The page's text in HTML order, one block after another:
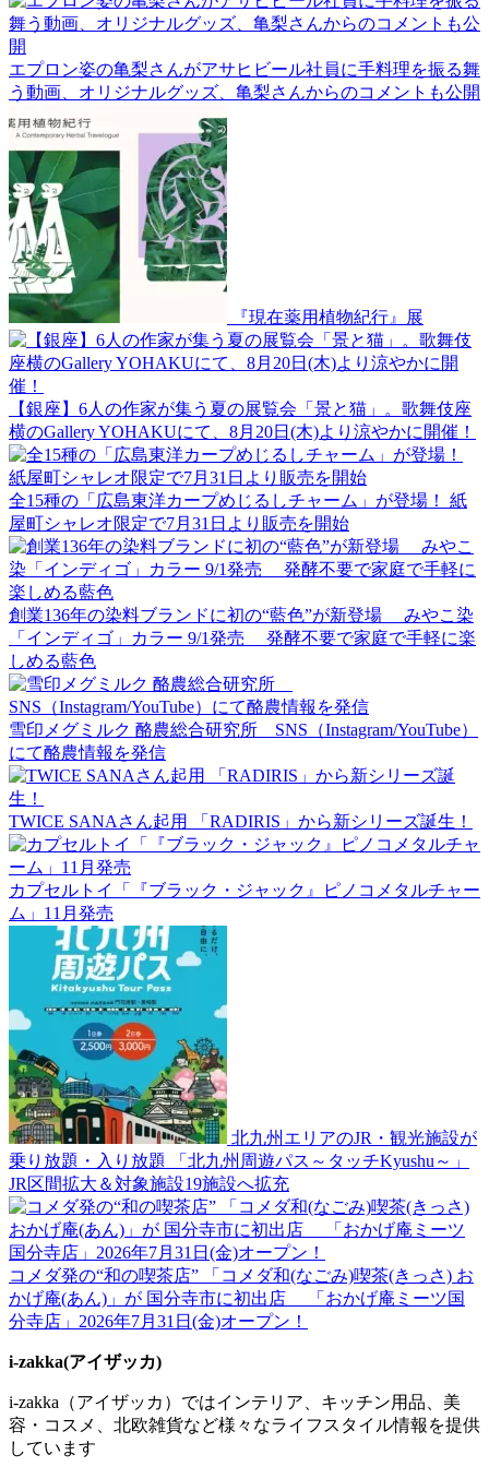
エプロン姿の亀梨さんがアサヒビール社員に手料理を振る舞
う動画、オリジナルグッズ、亀梨さんからのコメントも公開
『現在薬用植物紀行』展
【銀座】6人の作家が集う夏の展覧会「景と猫」。歌舞伎座
横のGallery YOHAKUにて、8月20日(木)より涼やかに開催！
全15種の「広島東洋カープめじるしチャーム」が登場！ 紙
屋町シャレオ限定で7月31日より販売を開始
創業136年の染料ブランドに初の“藍色”が新登場 みやこ染
「インディゴ」カラー 9/1発売 発酵不要で家庭で手軽に楽
しめる藍色
雪印メグミルク 酪農総合研究所 SNS（Instagram/YouTube）
にて酪農情報を発信
TWICE SANAさん起用 「RADIRIS」から新シリーズ誕生！
カプセルトイ「『ブラック・ジャック』ピノコメタルチャー
ム」11月発売
北九州エリアのJR・観光施設が
乗り放題・入り放題 「北九州周遊パス～タッチKyushu～」
JR区間拡大＆対象施設19施設へ拡充
コメダ発の“和の喫茶店” 「コメダ和(なごみ)喫茶(きっさ) お
かげ庵(あん)」が 国分寺市に初出店 「おかげ庵ミーツ国
分寺店」2026年7月31日(金)オープン！
i-zakka(アイザッカ)
i-zakka（アイザッカ）ではインテリア、キッチン用品、美
容・コスメ、北欧雑貨など様々なライフスタイル情報を提供
しています